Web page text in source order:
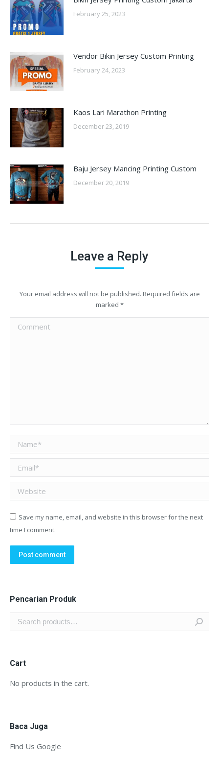
February 25, 2023
Vendor Bikin Jersey Custom Printing
February 24, 2023
Kaos Lari Marathon Printing
December 23, 2019
Baju Jersey Mancing Printing Custom
December 20, 2019
Leave a Reply
Your email address will not be published. Required fields are
marked *
Comment
Name *
Email *
Website
Save my name, email, and website in this browser for the next
time I comment.
Post comment
Pencarian Produk
Cart
No products in the cart.
Baca Juga
Find Us Google